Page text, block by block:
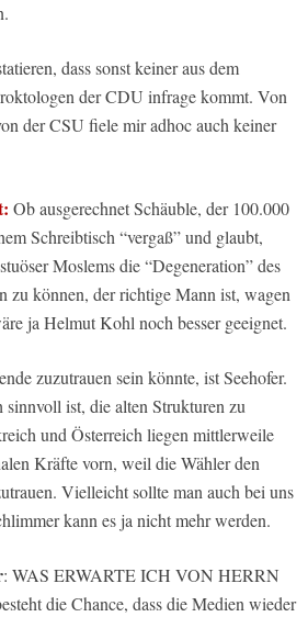
dass sonst keiner aus dem
der CDU infrage kommt. Von
der CSU fiele mir adhoc auch keiner
Ob ausgerechnet Schäuble, der 100.000
Schreibtisch “vergaß” und glaubt,
Moslems die “Degeneration” des
zu können, der richtige Mann ist, wagen
ja Helmut Kohl noch besser geeignet.
zuzutrauen sein könnte, ist Seehofer.
sinnvoll ist, die alten Strukturen zu
und Österreich liegen mittlerweile
Kräfte vorn, weil die Wähler den
Vielleicht sollte man auch bei uns
kann es ja nicht mehr werden.
: WAS ERWARTE ICH VON HERRN
die Chance, dass die Medien wieder